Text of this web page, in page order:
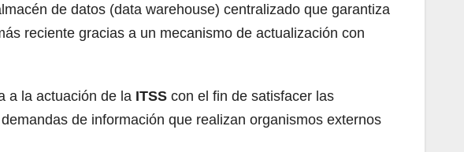
de datos (data warehouse) centralizado que garantiza
reciente gracias a un mecanismo de actualización con
a la actuación de la ITSS con el fin de satisfacer las
de información que realizan organismos externos